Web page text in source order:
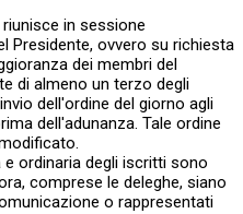
in sessione
Presidente, ovvero su richiesta
dei membri del
di almeno un terzo degli
dell'ordine del giorno agli
dell'adunanza. Tale ordine
ordinaria degli iscritti sono
comprese le deleghe, siano
o rappresentati